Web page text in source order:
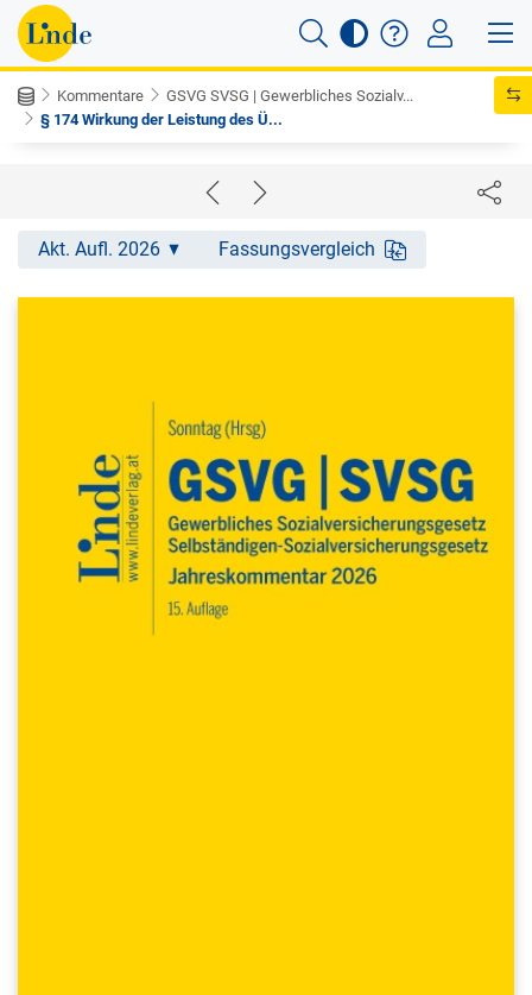
Kommentare
GSVG SVSG | Gewerbliches Sozialv...
§ 174 Wirkung der Leistung des Ü...
Akt. Aufl. 2026 Fassungsvergleich